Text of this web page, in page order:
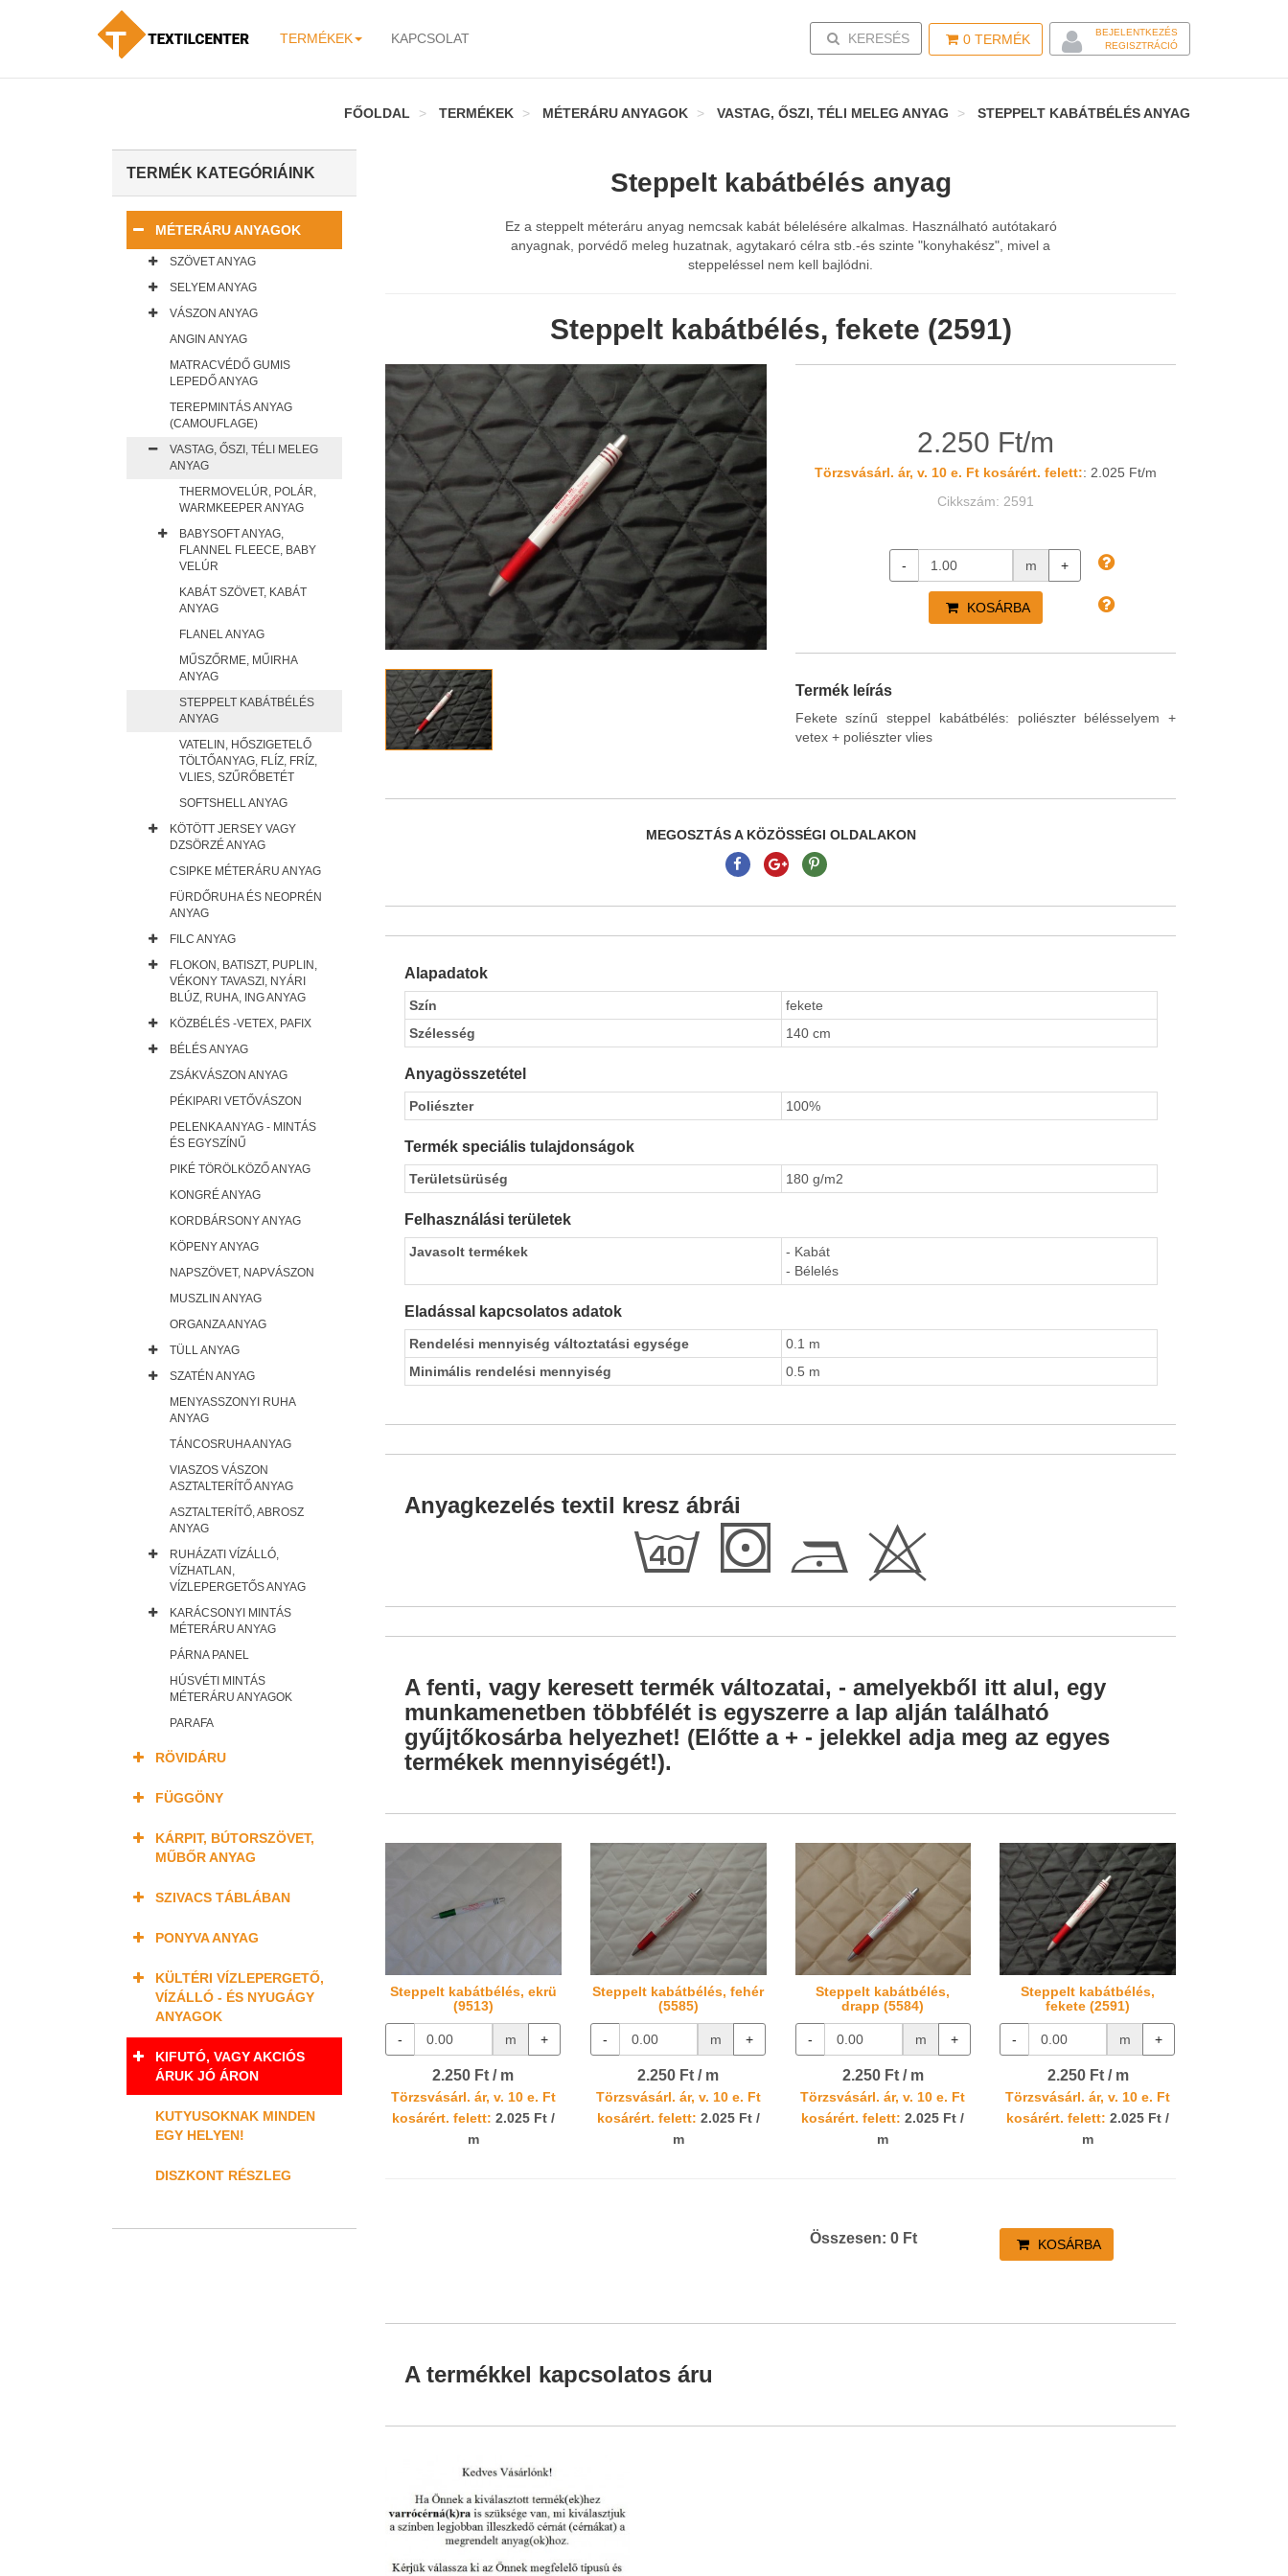
TERMÉKEK KAPCSOLAT 0 TERMÉK
BEJELENTKEZÉS
REGISZTRÁCIÓ
TOGGLE SEARCH
KERESÉS
FŐOLDAL TERMÉKEK MÉTERÁRU ANYAGOK VASTAG, ŐSZI, TÉLI MELEG ANYAG STEPPELT KABÁTBÉLÉS ANYAG
Steppelt kabátbélés anyag
Ez a steppelt méteráru anyag nemcsak kabát bélelésére alkalmas. Használható autótakaró
anyagnak, porvédő meleg huzatnak, agytakaró célra stb.-és szinte "konyhakész", mivel a
steppeléssel nem kell bajlódni.
Steppelt kabátbélés, fekete (2591)
2.250 Ft/m
Törzsvásárl. ár, v. 10 e. Ft kosárért. felett:: 2.025 Ft/m
Cikkszám: 2591
- m +
KOSÁRBA
Termék leírás
Fekete színű steppel kabátbélés: poliészter bélésselyem +
vetex + poliészter vlies
MEGOSZTÁS A KÖZÖSSÉGI OLDALAKON
Alapadatok
Szín
fekete
Szélesség
140 cm
Anyagösszetétel
Poliészter 100%
Termék speciális tulajdonságok
Területsürüség 180 g/m2
Felhasználási területek
Javasolt termékek
- Kabát
- Bélelés
Eladással kapcsolatos adatok
Rendelési mennyiség változtatási egysége
0.1 m
Minimális rendelési mennyiség
0.5 m
Anyagkezelés textil kresz ábrái
h S D H
A fenti, vagy keresett termék változatai, - amelyekből itt alul, egy
munkamenetben többfélét is egyszerre a lap alján található
gyűjtőkosárba helyezhet! (Előtte a + - jelekkel adja meg az egyes
termékek mennyiségét!).
Steppelt kabátbélés, ekrü
(9513)
- m +
2.250 Ft / m
Törzsvásárl. ár, v. 10 e. Ft
kosárért. felett: 2.025 Ft /
m
Steppelt kabátbélés, fehér
(5585)
- m +
2.250 Ft / m
Törzsvásárl. ár, v. 10 e. Ft
kosárért. felett: 2.025 Ft /
m
Steppelt kabátbélés,
drapp (5584)
- m +
2.250 Ft / m
Törzsvásárl. ár, v. 10 e. Ft
kosárért. felett: 2.025 Ft /
m
Steppelt kabátbélés,
fekete (2591)
- m +
2.250 Ft / m
Törzsvásárl. ár, v. 10 e. Ft
kosárért. felett: 2.025 Ft /
m
Összesen: 0Ft KOSÁRBA
A termékkel kapcsolatos áru
TERMÉK KATEGÓRIÁINK
MÉTERÁRU ANYAGOK
SZÖVET ANYAG
SELYEM ANYAG
VÁSZON ANYAG
ANGIN ANYAG
MATRACVÉDŐ GUMIS
LEPEDŐ ANYAG
TEREPMINTÁS ANYAG
(CAMOUFLAGE)
VASTAG, ŐSZI, TÉLI MELEG
ANYAG
THERMOVELÚR, POLÁR,
WARMKEEPER ANYAG
BABYSOFT ANYAG,
FLANNEL FLEECE, BABY
VELÚR
KABÁT SZÖVET, KABÁT
ANYAG
FLANEL ANYAG
MŰSZŐRME, MŰIRHA
ANYAG
STEPPELT KABÁTBÉLÉS
ANYAG
VATELIN, HŐSZIGETELŐ
TÖLTŐANYAG, FLÍZ, FRÍZ,
VLIES, SZŰRŐBETÉT
SOFTSHELL ANYAG
KÖTÖTT JERSEY VAGY
DZSÖRZÉ ANYAG
CSIPKE MÉTERÁRU ANYAG
FÜRDŐRUHA ÉS NEOPRÉN
ANYAG
FILC ANYAG
FLOKON, BATISZT, PUPLIN,
VÉKONY TAVASZI, NYÁRI
BLÚZ, RUHA, ING ANYAG
KÖZBÉLÉS -VETEX, PAFIX
BÉLÉS ANYAG
ZSÁKVÁSZON ANYAG
PÉKIPARI VETŐVÁSZON
PELENKA ANYAG - MINTÁS
ÉS EGYSZÍNŰ
PIKÉ TÖRÖLKÖZŐ ANYAG
KONGRÉ ANYAG
KORDBÁRSONY ANYAG
KÖPENY ANYAG
NAPSZÖVET, NAPVÁSZON
MUSZLIN ANYAG
ORGANZA ANYAG
TÜLL ANYAG
SZATÉN ANYAG
MENYASSZONYI RUHA
ANYAG
TÁNCOSRUHA ANYAG
VIASZOS VÁSZON
ASZTALTERÍTŐ ANYAG
ASZTALTERÍTŐ, ABROSZ
ANYAG
RUHÁZATI VÍZÁLLÓ,
VÍZHATLAN,
VÍZLEPERGETŐS ANYAG
KARÁCSONYI MINTÁS
MÉTERÁRU ANYAG
PÁRNA PANEL
HÚSVÉTI MINTÁS
MÉTERÁRU ANYAGOK
PARAFA
RÖVIDÁRU
FÜGGÖNY
KÁRPIT, BÚTORSZÖVET,
MŰBŐR ANYAG
SZIVACS TÁBLÁBAN
PONYVA ANYAG
KÜLTÉRI VÍZLEPERGETŐ,
VÍZÁLLÓ - ÉS NYUGÁGY
ANYAGOK
KIFUTÓ, VAGY AKCIÓS
ÁRUK JÓ ÁRON
KUTYUSOKNAK MINDEN
EGY HELYEN!
DISZKONT RÉSZLEG